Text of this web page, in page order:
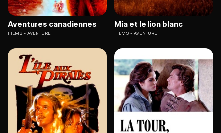
Aventures canadiennes
FILMS AVENTURE
Mia et le lion blanc
FILMS AVENTURE